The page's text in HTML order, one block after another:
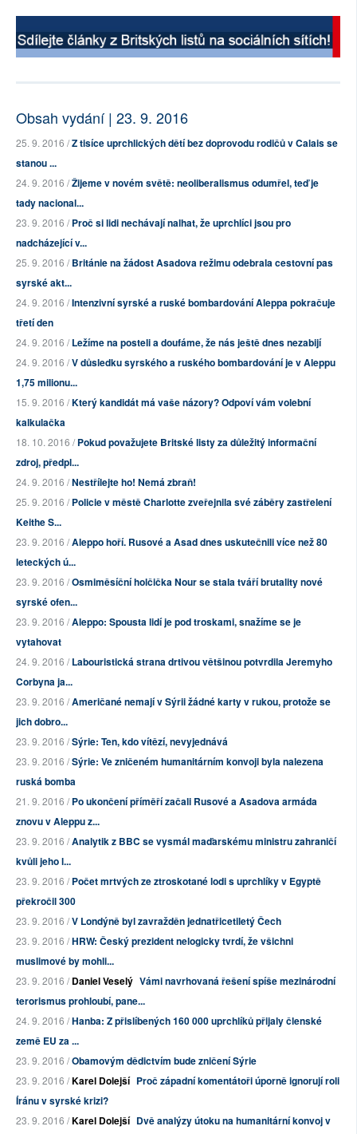
Obsah vydání | 23. 9. 2016
25. 9. 2016 /Z tisíce uprchlických dětí bez doprovodu rodičů v Calais se
stanou ...
24. 9. 2016 /Žijeme v novém světě: neoliberalismus odumřel, teď je
tady nacional...
23. 9. 2016 /Proč si lidi nechávají nalhat, že uprchlíci jsou pro
nadcházející v...
25. 9. 2016 /Británie na žádost Asadova režimu odebrala cestovní pas
syrské akt...
24. 9. 2016 /Intenzivní syrské a ruské bombardování Aleppa pokračuje
třetí den
24. 9. 2016 /Ležíme na posteli a doufáme, že nás ještě dnes nezabijí
24. 9. 2016 /V důsledku syrského a ruského bombardování je v Aleppu
1,75 milionu...
15. 9. 2016 /Který kandidát má vaše názory? Odpoví vám volební
kalkulačka
18. 10. 2016 /Pokud považujete Britské listy za důležitý informační
zdroj, předpl...
24. 9. 2016 /Nestřílejte ho! Nemá zbraň!
25. 9. 2016 /Policie v městě Charlotte zveřejnila své záběry zastřelení
Keithe S...
23. 9. 2016 /Aleppo hoří. Rusové a Asad dnes uskutečnili více než 80
leteckých ú...
23. 9. 2016 /Osmiměsíční holčička Nour se stala tváří brutality nové
syrské ofen...
23. 9. 2016 /Aleppo: Spousta lidí je pod troskami, snažíme se je
vytahovat
24. 9. 2016 /Labouristická strana drtivou většinou potvrdila Jeremyho
Corbyna ja...
23. 9. 2016 /Američané nemají v Sýrii žádné karty v rukou, protože se
jich dobro...
23. 9. 2016 /Sýrie: Ten, kdo vítězí, nevyjednává
23. 9. 2016 /Sýrie: Ve zničeném humanitárním konvoji byla nalezena
ruská bomba
21. 9. 2016 /Po ukončení příměří začali Rusové a Asadova armáda
znovu v Aleppu z...
23. 9. 2016 /Analytik z BBC se vysmál maďarskému ministru zahraničí
kvůli jeho l...
23. 9. 2016 /Počet mrtvých ze ztroskotané lodi s uprchlíky v Egyptě
překročil 300
23. 9. 2016 /V Londýně byl zavražděn jednatřicetiletý Čech
23. 9. 2016 /HRW: Český prezident nelogicky tvrdí, že všichni
muslimové by mohli...
23. 9. 2016 /Daniel Veselý Vámi navrhovaná řešení spíše mezinárodní
terorismus prohloubí, pane...
24. 9. 2016 /Hanba: Z přislíbených 160 000 uprchlíků přijaly členské
země EU za ...
23. 9. 2016 /Obamovým dědictvím bude zničení Sýrie
23. 9. 2016 /Karel Dolejší Proč západní komentátoři úporně ignorují roli
Íránu v syrské krizi?
23. 9. 2016 /Karel Dolejší Dvě analýzy útoku na humanitární konvoj v